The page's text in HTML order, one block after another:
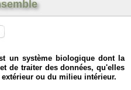
un système biologique dont la
de traiter des données, qu'elles
ou du milieu intérieur.